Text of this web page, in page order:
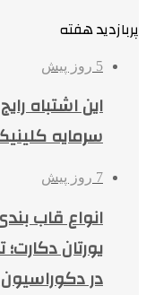
پربازدید هفته
5 روز پیش
این اشتباه
سرمایه
7 روز پیش
انواع قاب
یورتان
در